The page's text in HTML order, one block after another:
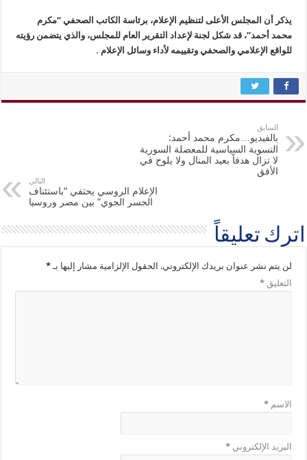
يذكر أن المجلس الأعلى لتنظيم الإعلام، برئاسة الكاتب الصحفي “مكرم
محمد أحمد”، قد شكل لجنة لإعداد التقرير العام للمجلس، والذي يتضمن رؤيته
للواقع الإعلامي والصحفي وتقييمه لأداء وسائل الإعلام .
السابق
بالفيديو…مكرم محمد أحمد:
التسوية السياسية للمعضلة السورية
لا تزال هدفاً بعيد المنال ولا يلوح في
الأفق
التالي
الإعلام الروسي يحتفي “باستئناف
الجسر الجوي” بين مصر وروسيا
اترك تعليقاً
لن يتم نشر عنوان بريدك الإلكتروني. الحقول الإلزامية مشار إليها بـ*
التعليق*
الاسم*
البريد الإلكتروني*